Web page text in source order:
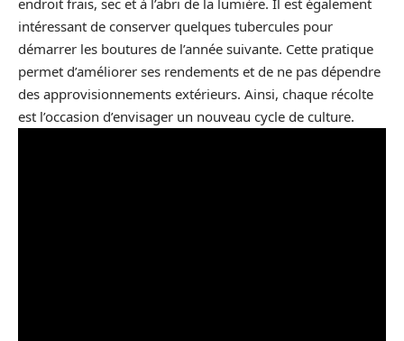
intéressant de conserver quelques tubercules pour
démarrer les boutures de l’année suivante. Cette pratique
permet d’améliorer ses rendements et de ne pas dépendre
des approvisionnements extérieurs. Ainsi, chaque récolte
est l’occasion d’envisager un nouveau cycle de culture.